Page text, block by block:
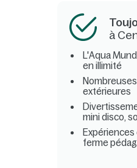
à
L'Aqua
en illimité
extérieures
mini disco,
ferme